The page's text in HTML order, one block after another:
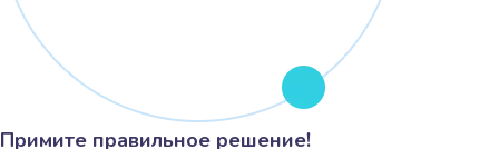
Примите правильное решение!